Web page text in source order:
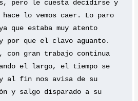
pero le cuesta decidirse y
lo vemos caer. Lo paro
que estaba muy atento
por que el clavo aguanto.
con gran trabajo continua
el largo, el tiempo se
al fin nos avisa de su
y salgo disparado a su